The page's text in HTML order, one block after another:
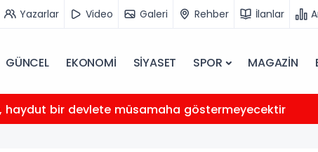
Yazarlar Video Galeri Rehber İlanlar
GÜNCEL EKONOMİ SİYASET SPOR MAGAZİN
haydut bir devlete müsamaha göstermeyecektir